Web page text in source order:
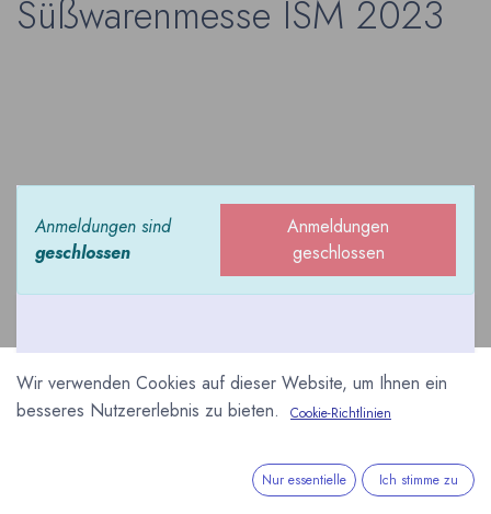
Süßwarenmesse ISM 2023
Anmeldungen sind
geschlossen
Anmeldungen
geschlossen
Die Internationale
Wir verwenden Cookies auf dieser Website, um Ihnen ein
besseres Nutzererlebnis zu bieten.
Cookie-Richtlinien
Nur essentielle Ich stimme zu